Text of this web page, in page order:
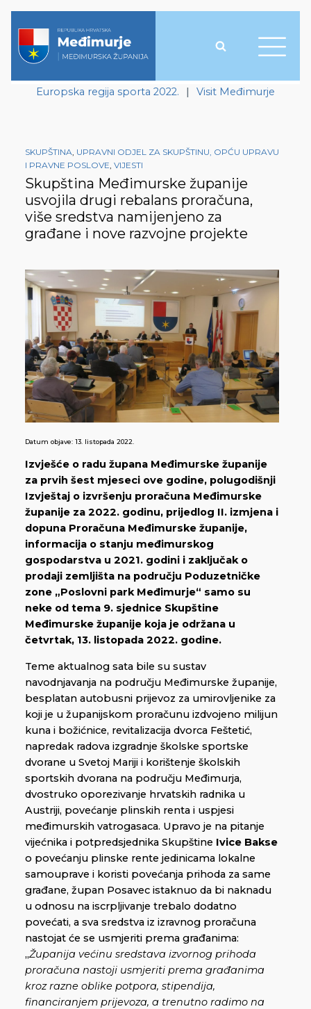
Europska regija sporta 2022. | Visit Međimurje
SKUPŠTINA, UPRAVNI ODJEL ZA SKUPŠTINU, OPĆU UPRAVU
I PRAVNE POSLOVE, VIJESTI
Skupština Međimurske županije
usvojila drugi rebalans proračuna,
više sredstva namijenjeno za
građane i nove razvojne projekte
Datum objave: 13. listopada 2022.
Izvješće o radu župana Međimurske županije
za prvih šest mjeseci ove godine, polugodišnji
Izvještaj o izvršenju proračuna Međimurske
županije za 2022. godinu, prijedlog II. izmjena i
dopuna Proračuna Međimurske županije,
informacija o stanju međimurskog
gospodarstva u 2021. godini i zaključak o
prodaji zemljišta na području Poduzetničke
zone „Poslovni park Međimurje“ samo su
neke od tema 9. sjednice Skupštine
Međimurske županije koja je održana u
četvrtak, 13. listopada 2022. godine.
Teme aktualnog sata bile su sustav
navodnjavanja na području Međimurske županije,
besplatan autobusni prijevoz za umirovljenike za
koji je u županijskom proračunu izdvojeno milijun
kuna i božićnice, revitalizacija dvorca Feštetić,
napredak radova izgradnje školske sportske
dvorane u Svetoj Mariji i korištenje školskih
sportskih dvorana na području Međimurja,
dvostruko oporezivanje hrvatskih radnika u
Austriji, povećanje plinskih renta i uspjesi
međimurskih vatrogasaca. Upravo je na pitanje
vijećnika i potpredsjednika Skupštine Ivice Bakse
o povećanju plinske rente jedinicama lokalne
samouprave i koristi povećanja prihoda za same
građane, župan Posavec istaknuo da bi naknadu
u odnosu na iscrpljivanje trebalo dodatno
povećati, a sva sredstva iz izravnog proračuna
nastojat će se usmjeriti prema građanima:
„Županija većinu sredstava izvornog prihoda
proračuna nastoji usmjeriti prema građanima
kroz razne oblike potpora, stipendija,
financiranjem prijevoza, a trenutno radimo na